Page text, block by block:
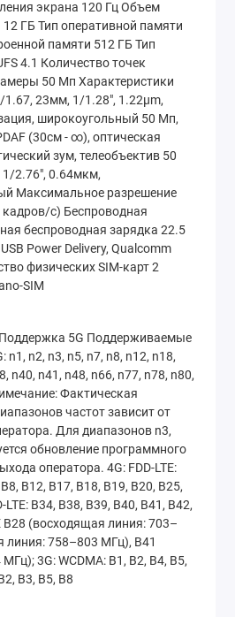
визуала
с чем вы
постоянно. ВXiaomi 17
огромный
6.9-
-экран с разрешением
особенность
в размере.
стоит отметить
обновления до 120
подстраивает
при чтении книги
1 Гц для экономии
или прокрутке соцсетей
Гц.
нит. Это означает, что
день в Минске
останется
экрана 120 Гц Объем
ГБ Тип оперативной памяти
памяти 512 ГБ Тип
4.1 Количество точек
50 Мп Характеристики
23мм, 1/1.28", 1.22µm,
широкоугольный 50 Мп,
(30см - ∞), оптическая
зум, телеобъектив 50
2.76", 0.64мкм,
Максимальное разрешение
с) Беспроводная
беспроводная зарядка 22.5
Power Delivery, Qualcomm
физических SIM-карт 2
SIM
5G Поддерживаемые
n2, n3, n5, n7, n8, n12, n18,
n40, n41, n48, n66, n77, n78, n80,
Фактическая
частот зависит от
Для диапазонов n3,
обновление программного
оператора. 4G: FDD-LTE:
B12, B17, B18, B19, B20, B25,
LTE: B34, B38, B39, B40, B41, B42,
B28 (восходящая линия: 703–
758–803 МГц), B41
3G: WCDMA: B1, B2, B4, B5,
B3, B5, B8